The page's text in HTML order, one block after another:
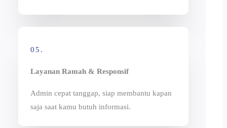
05.
Layanan Ramah & Responsif
Admin cepat tanggap, siap membantu kapan
saja saat kamu butuh informasi.